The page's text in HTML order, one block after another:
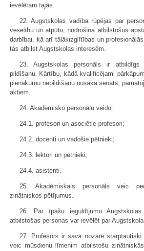
ievēlētam tajās.
22. Augstskolas vadība rūpējas par
veselību un atpūtu, nodrošina atbilstošus
darbībai, kā arī tālākizglītības un
tās atbilst Augstskolas interesēm.
23. Augstskolas personāls ir atbildīgs
pildīšanu. Kārtību, kādā kvalificējami
pienākumu nepildīšanu nosaka senāts,
aktiem.
24. Akadēmisko personālu veido:
24.1. profesori un asociētie profesori;
24.2. docenti un vadošie pētnieki;
24.3. lektori un pētnieki;
24.4. asistenti.
25. Akadēmiskais personāls veic
zinātniskos pētījumus.
26. Par īpašu ieguldījumu
atbilstošas personas var ievēlēt par
27. Profesors ir savā nozarē
veic mūsdienu līmenim atbilstošu